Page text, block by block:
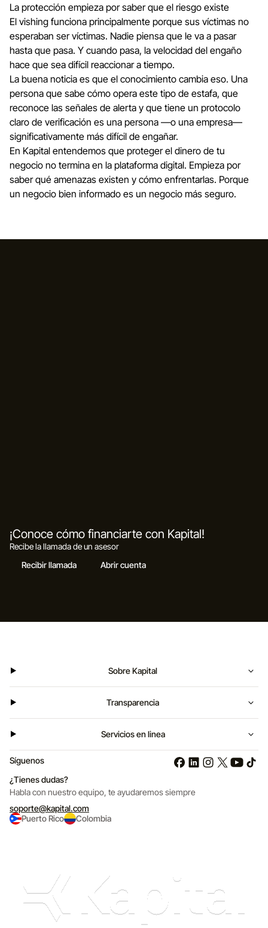
La protección empieza por saber que el riesgo existe
El vishing funciona principalmente porque sus víctimas no
esperaban ser víctimas. Nadie piensa que le va a pasar
hasta que pasa. Y cuando pasa, la velocidad del engaño
hace que sea difícil reaccionar a tiempo.
La buena noticia es que el conocimiento cambia eso. Una
persona que sabe cómo opera este tipo de estafa, que
reconoce las señales de alerta y que tiene un protocolo
claro de verificación es una persona —o una empresa—
significativamente más difícil de engañar.
En Kapital entendemos que proteger el dinero de tu
negocio no termina en la plataforma digital. Empieza por
saber qué amenazas existen y cómo enfrentarlas. Porque
un negocio bien informado es un negocio más seguro.
¡Conoce cómo financiarte con Kapital!
Recibe la llamada de un asesor
Recibir llamada
Abrir cuenta
Sobre Kapital
Transparencia
Servicios en linea
Síguenos
¿Tienes dudas?
Habla con nuestro equipo, te ayudaremos siempre
soporte@kapital.com
Puerto Rico
Colombia